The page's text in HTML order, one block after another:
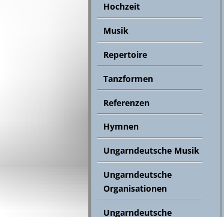
Hochzeit
Musik
Repertoire
Tanzformen
Referenzen
Hymnen
Ungarndeutsche Musik
Ungarndeutsche
Organisationen
Ungarndeutsche